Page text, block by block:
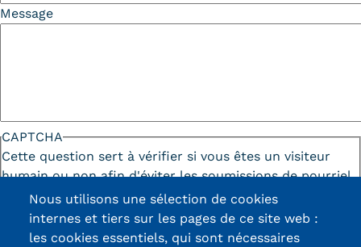
JPO
Message
CAPTCHA
Cette question sert à vérifier si vous êtes un visiteur
humain ou non afin d'éviter les soumissions de pourriel
(spam) automatisées.
Nous utilisons une sélection de cookies
internes et tiers sur les pages de ce site web :
les cookies essentiels, qui sont nécessaires